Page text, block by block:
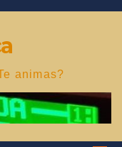
animas?